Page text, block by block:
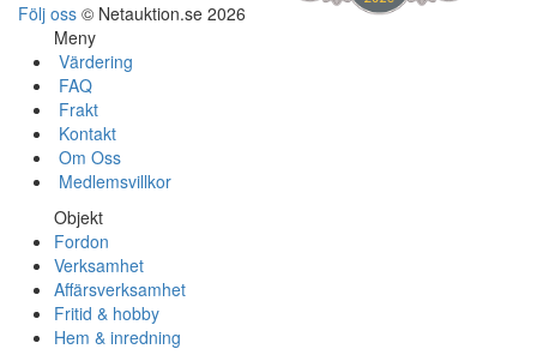
Följ oss © Netauktion.se 2026
Meny
Värdering
FAQ
Frakt
Kontakt
Om Oss
Medlemsvillkor
Objekt
Fordon
Verksamhet
Affärsverksamhet
Fritid & hobby
Hem & inredning